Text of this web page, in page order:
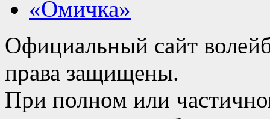
«Омичка»
Официальный сайт
права защищены.
При полном или